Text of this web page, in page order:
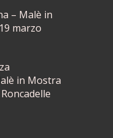
– Malè in
marzo
in Mostra